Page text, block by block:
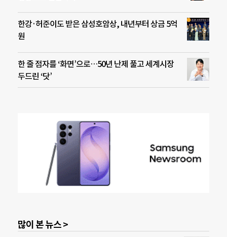
한강·허준이도 받은 삼성호암상, 내년부터 상금 5억
원
한 줄 점자를 ‘화면’으로…50년 난제 풀고 세계시장
두드린 ‘닷’
많이 본 뉴스 >